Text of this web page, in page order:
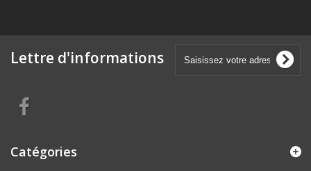
Lettre d'informations
Catégories